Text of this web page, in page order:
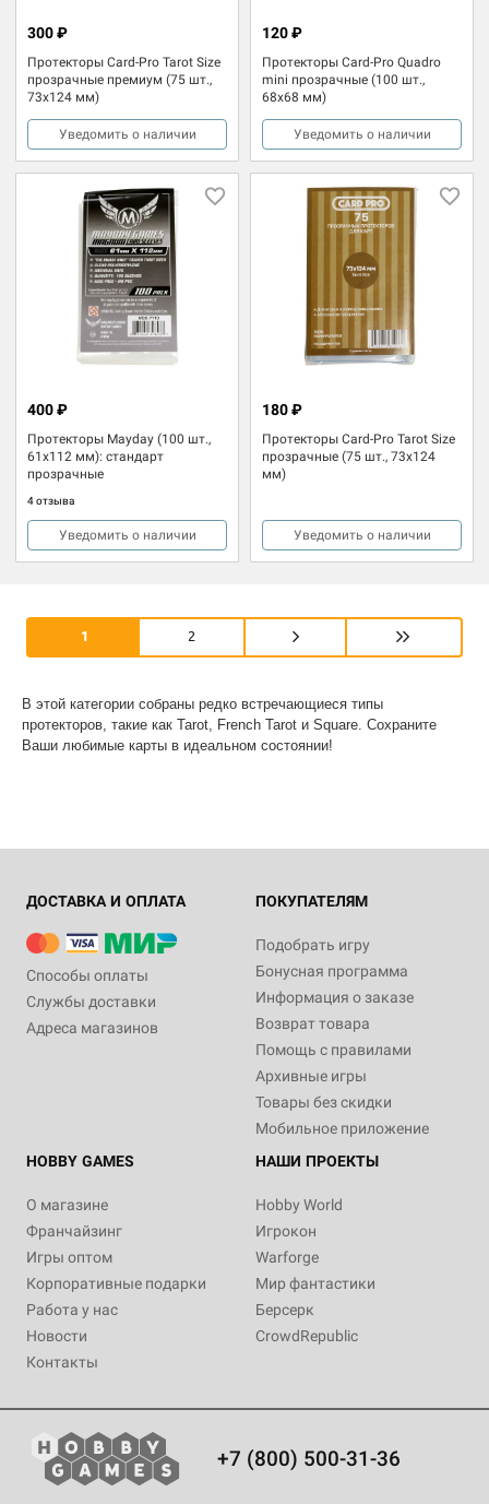
Протекторы Card-Pro Tarot Size
прозрачные премиум (75 шт.,
73x124 мм)
300 ₽
Уведомить о наличии
Протекторы Card-Pro Quadro
mini прозрачные (100 шт.,
68x68 мм)
120 ₽
Уведомить о наличии
Протекторы Mayday (100 шт.,
61x112 мм): стандарт
прозрачные
4 отзыва
400 ₽
Уведомить о наличии
Протекторы Card-Pro Tarot Size
прозрачные (75 шт., 73x124
мм)
180 ₽
Уведомить о наличии
1 2
В этой категории собраны редко встречающиеся типы
протекторов, такие как Tarot, French Tarot и Square. Сохраните
Ваши любимые карты в идеальном состоянии!
ДОСТАВКА И ОПЛАТА
Способы оплаты
Службы доставки
Адреса магазинов
ПОКУПАТЕЛЯМ
Подобрать игру
Бонусная программа
Информация о заказе
Возврат товара
Помощь с правилами
Архивные игры
Товары без скидки
Мобильное приложение
HOBBY GAMES
О магазине
Франчайзинг
Игры оптом
Корпоративные подарки
Работа у нас
Новости
Контакты
НАШИ ПРОЕКТЫ
Hobby World
Игрокон
Warforge
Мир фантастики
Берсерк
CrowdRepublic
+7 (800) 500-31-36